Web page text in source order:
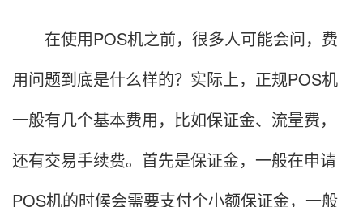
在使用POS机之前，很多人可能会问，费
用问题到底是什么样的？实际上，正规POS机
一般有几个基本费用，比如保证金、流量费，
还有交易手续费。首先是保证金，一般在申请
POS机的时候会需要支付个小额保证金，一般